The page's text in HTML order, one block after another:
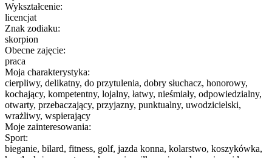
Wykształcenie:
licencjat
Znak zodiaku:
skorpion
Obecne zajęcie:
praca
Moja charakterystyka:
cierpliwy, delikatny, do przytulenia, dobry słuchacz, honorowy,
kochający, kompetentny, lojalny, łatwy, nieśmiały, odpowiedzialny,
otwarty, przebaczający, przyjazny, punktualny, uwodzicielski,
wrażliwy, wspierający
Moje zainteresowania:
Sport:
bieganie, bilard, fitness, golf, jazda konna, kolarstwo, koszykówka,